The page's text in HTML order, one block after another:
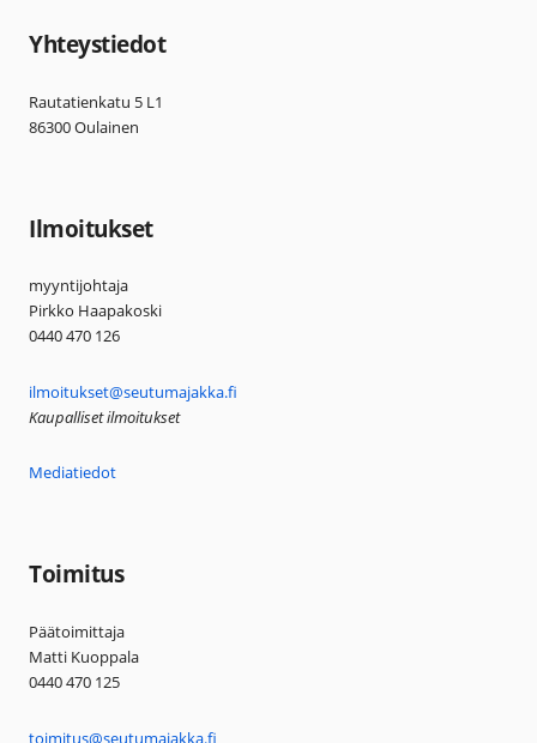
Yhteystiedot
Rautatienkatu 5 L1
86300 Oulainen
Ilmoitukset
myyntijohtaja
Pirkko Haapakoski
0440 470 126
ilmoitukset@seutumajakka.fi
Kaupalliset ilmoitukset
Mediatiedot
Toimitus
Päätoimittaja
Matti Kuoppala
0440 470 125
toimitus@seutumajakka.fi